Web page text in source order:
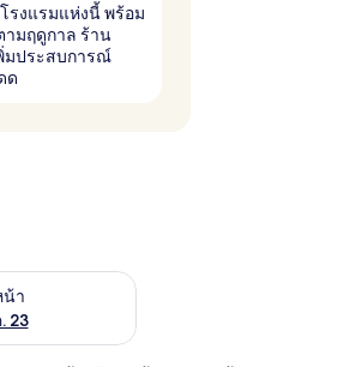
รงแรมแห่งนี้ พร้อม
ามฤดูกาล ร้าน
มประสบการณ์
ด
า
23
งในสุดสัปดาห์หน้า ส.ค. 21 - ส.ค. 23